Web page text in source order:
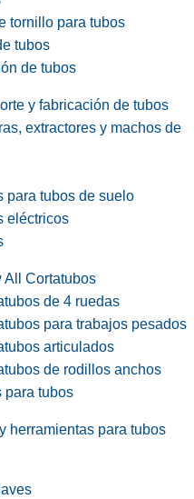
tornillo para tubos
tubos
de tubos
y fabricación de tubos
extractores y machos de
para tubos de suelo
eléctricos
All Cortatubos
de 4 ruedas
para trabajos pesados
articulados
de rodillos anchos
para tubos
herramientas para tubos